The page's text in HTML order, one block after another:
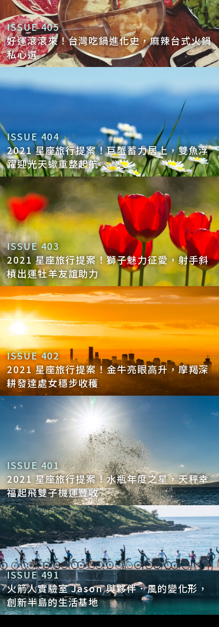
ISSUE 405
好運滾滾來！台灣吃鍋進化史，麻辣台式火鍋
私心選
ISSUE 404
2021 星座旅行提案！巨蟹蓄力居上，雙魚浮
躍迎光天蠍重整起航
ISSUE 403
2021 星座旅行提案！獅子魅力征愛，射手斜
槓出運牡羊友誼助力
ISSUE 402
2021 星座旅行提案！金牛亮眼高升，摩羯深
耕發達處女穩步收穫
ISSUE 401
2021 星座旅行提案！水瓶年度之星，天秤幸
福起飛雙子機運豐收
ISSUE 491
火箭人實驗室 Jason 與夥伴．風的變化形，
創新半島的生活基地